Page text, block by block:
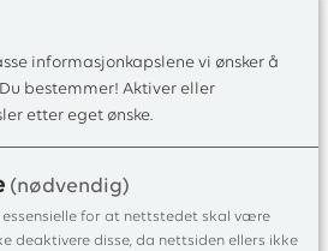
informasjonkapslene vi ønsker å
bestemmer! Aktiver eller
etter eget ønske.
(nødvendig)
essensielle for at nettstedet skal være
deaktivere disse, da nettsiden ellers ikke